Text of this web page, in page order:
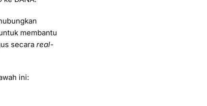
membantu
secara real-
ini: